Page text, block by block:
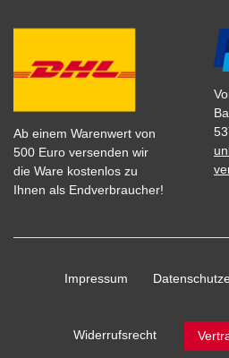
Ab einem Warenwert von
500 Euro versenden wir
die Ware kostenlos zu
Ihnen als Endverbraucher!
Impressum
Widerrufs­recht